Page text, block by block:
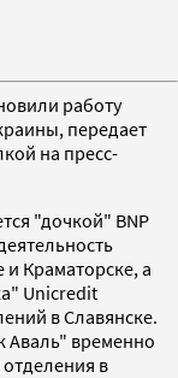
работу
передает
на пресс-
"дочкой" BNP
и Краматорске, а
Unicredit
в Славянске.
Аваль" временно
в